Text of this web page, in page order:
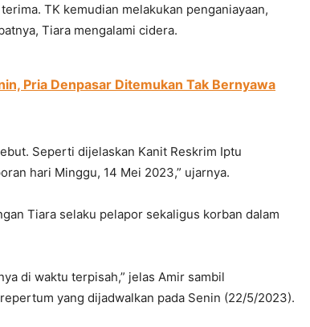
TK kemudian melakukan penganiayaan,
Tiara mengalami cidera.
Pria Denpasar Ditemukan Tak Bernyawa
Seperti dijelaskan Kanit Reskrim Iptu
hari Minggu, 14 Mei 2023,” ujarnya.
Tiara selaku pelapor sekaligus korban dalam
di waktu terpisah,” jelas Amir sambil
yang dijadwalkan pada Senin (22/5/2023).